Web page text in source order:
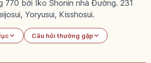
770 bởi Iko Shonin nhà Đường. 231
Yoryusui, Kisshosui.
Câu hỏi thường gặp